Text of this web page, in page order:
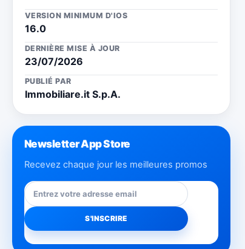
VERSION MINIMUM D'IOS
16.0
DERNIÈRE MISE À JOUR
23/07/2026
PUBLIÉ PAR
Immobiliare.it S.p.A.
Newsletter App Store
Recevez chaque jour les meilleures promos